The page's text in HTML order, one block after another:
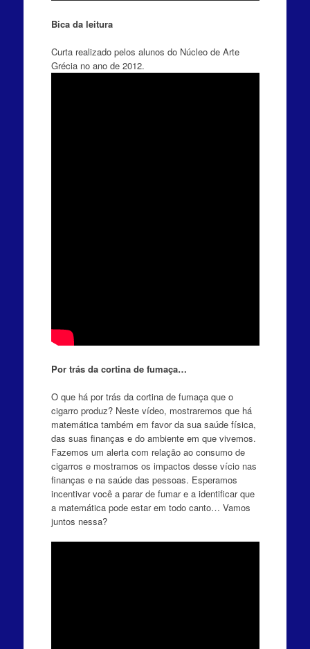
Bica da leitura
Curta realizado pelos alunos do Núcleo de Arte
Grécia no ano de 2012.
Por trás da cortina de fumaça…
O que há por trás da cortina de fumaça que o
cigarro produz? Neste vídeo, mostraremos que há
matemática também em favor da sua saúde física,
das suas finanças e do ambiente em que vivemos.
Fazemos um alerta com relação ao consumo de
cigarros e mostramos os impactos desse vício nas
finanças e na saúde das pessoas. Esperamos
incentivar você a parar de fumar e a identificar que
a matemática pode estar em todo canto… Vamos
juntos nessa?